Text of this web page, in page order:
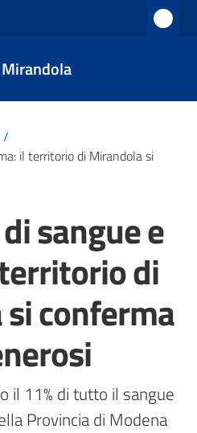
/
il territorio di Mirandola si
sangue e
di
conferma
il 11% di tutto il sangue
Provincia di Modena